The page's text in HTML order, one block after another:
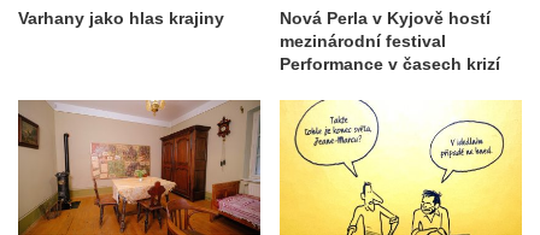
Varhany jako hlas krajiny
Nová Perla v Kyjově hostí
mezinárodní festival
Performance v časech krizí